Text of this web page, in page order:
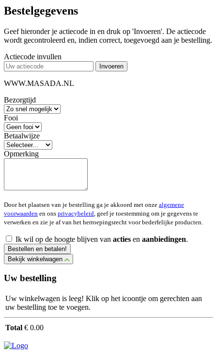
Bestelgegevens
Geef hieronder je actiecode in en druk op 'Invoeren'. De actiecode
wordt gecontroleerd en, indien correct, toegevoegd aan je bestelling.
Actiecode invullen
Invoeren
WWW.MASADA.NL
Bezorgtijd
Fooi
Betaalwijze
Opmerking
Door het plaatsen van je bestelling ga je akkoord met onze algemene
voorwaarden en ons privacybeleid , geef je toestemming om je gegevens te
verwerken en zie je af van het herroepingsrecht voor bederfelijke producten.
Ik wil op de hoogte blijven van acties en aanbiedingen.
Bestellen en betalen!
Bekijk winkelwagen
Uw bestelling
Uw winkelwagen is leeg! Klik op het icoontje om gerechten aan
uw bestelling toe te voegen.
Total € 0.00